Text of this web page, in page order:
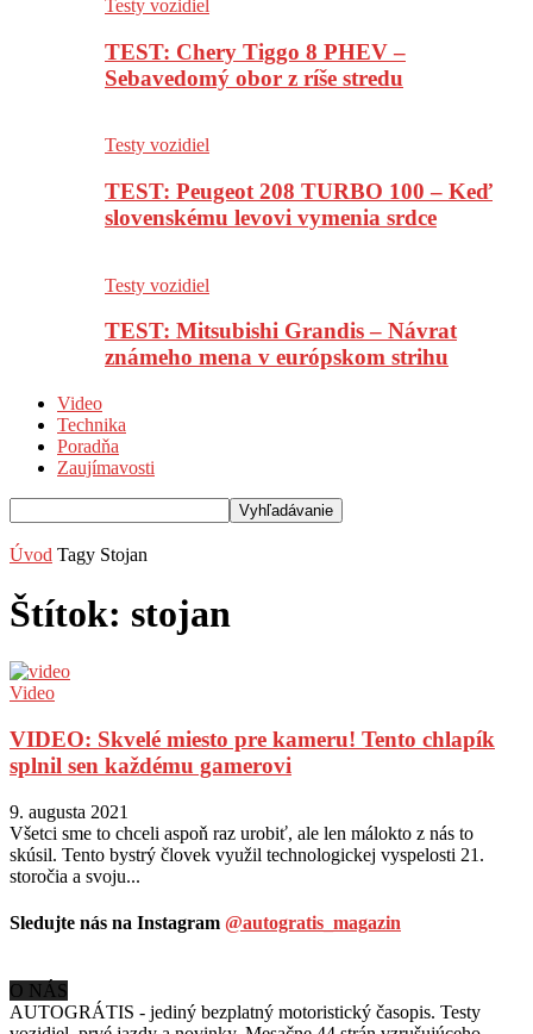
Testy vozidiel
TEST: Chery Tiggo 8 PHEV –
Sebavedomý obor z ríše stredu
Testy vozidiel
TEST: Peugeot 208 TURBO 100 – Keď
slovenskému levovi vymenia srdce
Testy vozidiel
TEST: Mitsubishi Grandis – Návrat
známeho mena v európskom strihu
Video
Technika
Poradňa
Zaujímavosti
Úvod Tagy Stojan
Štítok: stojan
Video
VIDEO: Skvelé miesto pre kameru! Tento chlapík
splnil sen každému gamerovi
9. augusta 2021
Všetci sme to chceli aspoň raz urobiť, ale len málokto z nás to
skúsil. Tento bystrý človek využil technologickej vyspelosti 21.
storočia a svoju...
Sledujte nás na Instagram @autogratis_magazin
O NÁS
AUTOGRÁTIS - jediný bezplatný motoristický časopis. Testy